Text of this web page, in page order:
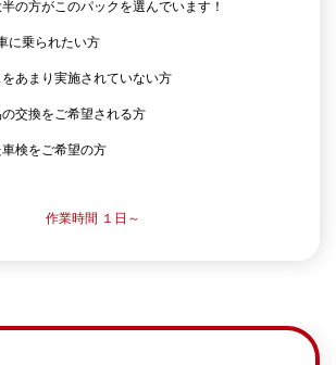
の方がこのパックを選んでいます！
に乗られたい方
あまり実施されていない方
交換をご希望される方
検をご希望の方
作業時間 １日～